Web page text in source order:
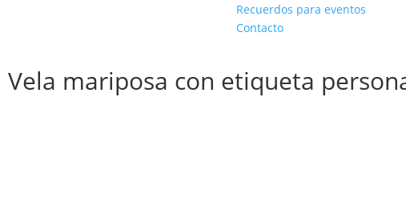
Recuerdos para eventos
Contacto
Vela mariposa con etiqueta